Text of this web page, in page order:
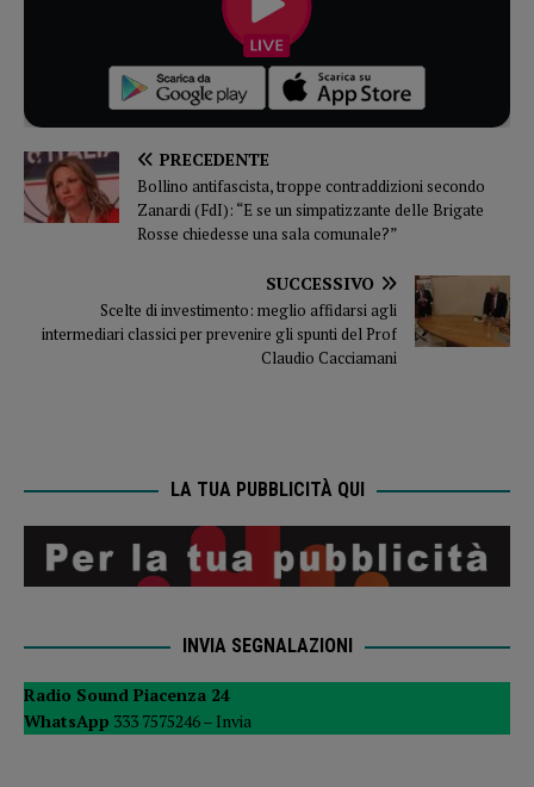
PRECEDENTE
Bollino antifascista, troppe contraddizioni secondo
Zanardi (FdI): “E se un simpatizzante delle Brigate
Rosse chiedesse una sala comunale?”
SUCCESSIVO
Scelte di investimento: meglio affidarsi agli
intermediari classici per prevenire gli spunti del Prof
Claudio Cacciamani
LA TUA PUBBLICITÀ QUI
INVIA SEGNALAZIONI
Radio Sound Piacenza 24
WhatsApp 333 7575246 – Invia